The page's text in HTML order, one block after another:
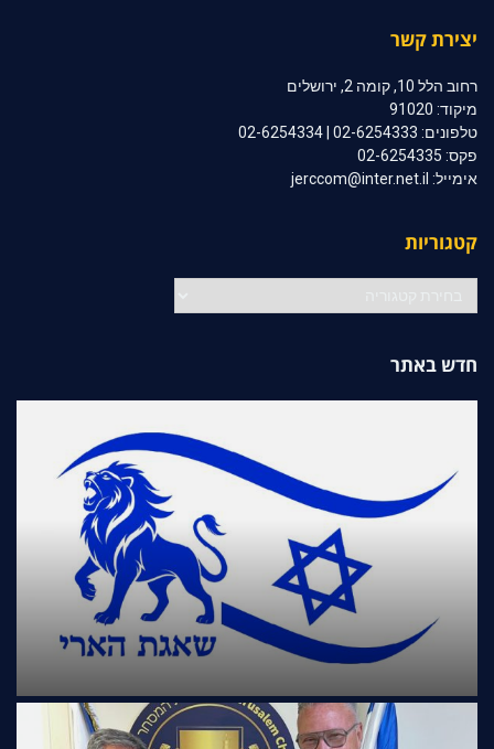
יצירת קשר
רחוב הלל 10, קומה 2, ירושלים
מיקוד: 91020
טלפונים: 02-6254333 | 02-6254334
פקס: 02-6254335
אימייל: jerccom@inter.net.il
קטגוריות
חדש באתר